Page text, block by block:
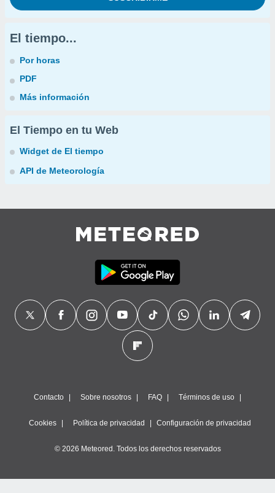
El tiempo...
Por horas
PDF
Más información
El Tiempo en tu Web
Widget de El tiempo
API de Meteorología
Contacto Sobre nosotros FAQ Términos de uso
Cookies Política de privacidad Configuración de privacidad
© 2026 Meteored. Todos los derechos reservados